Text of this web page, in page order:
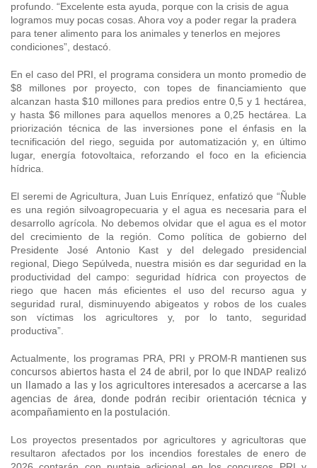
profundo. “Excelente esta ayuda, porque con la crisis de agua
logramos muy pocas cosas. Ahora voy a poder regar la pradera
para tener alimento para los animales y tenerlos en mejores
condiciones”, destacó.
En el caso del PRI, el programa considera un monto promedio de
$8 millones por proyecto, con topes de financiamiento que
alcanzan hasta $10 millones para predios entre 0,5 y 1 hectárea,
y hasta $6 millones para aquellos menores a 0,25 hectárea. La
priorización técnica de las inversiones pone el énfasis en la
tecnificación del riego, seguida por automatización y, en último
lugar, energía fotovoltaica, reforzando el foco en la eficiencia
hídrica.
El seremi de Agricultura, Juan Luis Enríquez, enfatizó que “Ñuble
es una región silvoagropecuaria y el agua es necesaria para el
desarrollo agrícola. No debemos olvidar que el agua es el motor
del crecimiento de la región. Como política de gobierno del
Presidente José Antonio Kast y del delegado presidencial
regional, Diego Sepúlveda, nuestra misión es dar seguridad en la
productividad del campo: seguridad hídrica con proyectos de
riego que hacen más eficientes el uso del recurso agua y
seguridad rural, disminuyendo abigeatos y robos de los cuales
son víctimas los agricultores y, por lo tanto, seguridad
productiva”.
Actualmente, los programas PRA, PRI y PROM‑R mantienen sus
concursos abiertos hasta el 24 de abril, por lo que INDAP realizó
un llamado a las y los agricultores interesados a acercarse a las
agencias de área, donde podrán recibir orientación técnica y
acompañamiento en la postulación.
Los proyectos presentados por agricultores y agricultoras que
resultaron afectados por los incendios forestales de enero de